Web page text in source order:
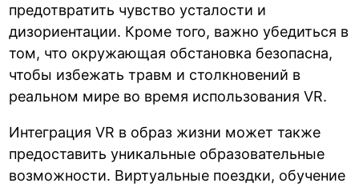
предотвратить чувство усталости и
дизориентации. Кроме того, важно убедиться в
том, что окружающая обстановка безопасна,
чтобы избежать травм и столкновений в
реальном мире во время использования VR.
Интеграция VR в образ жизни может также
предоставить уникальные образовательные
возможности. Виртуальные поездки, обучение